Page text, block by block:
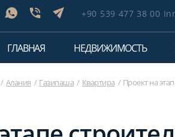
+90 539 477 38 00
ГЛАВНАЯ НЕДВИЖИМОСТЬ
Алания Газипаша Квартира Проект на